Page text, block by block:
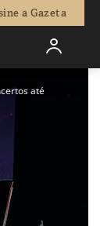
a Gazeta
até